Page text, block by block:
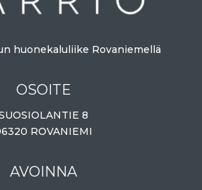
huonekaluliike Rovaniemellä
OSOITE
8
ROVANIEMI
AVOINNA